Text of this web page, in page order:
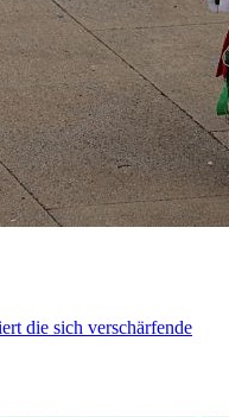
die sich verschärfende